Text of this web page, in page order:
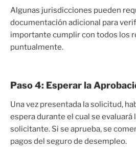
Algunas jurisdicciones pueden
documentación adicional para
importante cumplir con todos los
puntualmente.
Paso 4: Esperar la
Una vez presentada la solicitud,
espera durante el cual se evaluará
solicitante. Si se aprueba, se
pagos del seguro de desempleo.